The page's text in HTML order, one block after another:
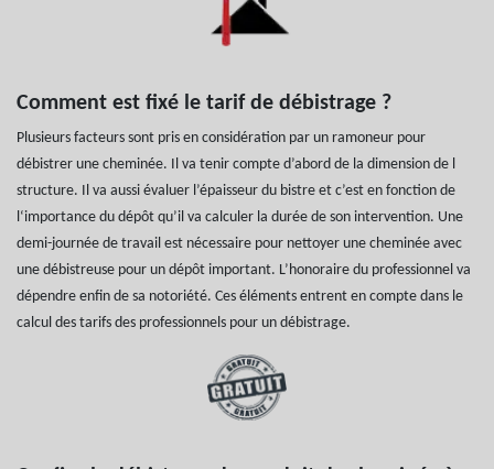
Comment est fixé le tarif de débistrage ?
Plusieurs facteurs sont pris en considération par un ramoneur pour
débistrer une cheminée. Il va tenir compte d’abord de la dimension de l
structure. Il va aussi évaluer l’épaisseur du bistre et c’est en fonction de
l‘importance du dépôt qu’il va calculer la durée de son intervention. Une
demi-journée de travail est nécessaire pour nettoyer une cheminée avec
une débistreuse pour un dépôt important. L’honoraire du professionnel va
dépendre enfin de sa notoriété. Ces éléments entrent en compte dans le
calcul des tarifs des professionnels pour un débistrage.